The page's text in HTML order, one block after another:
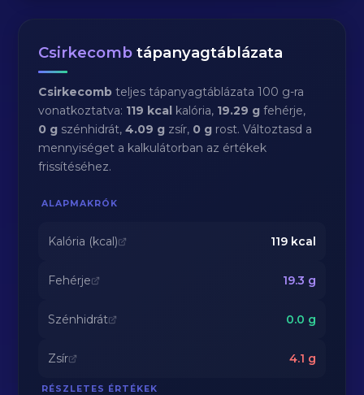
Csirkecomb tápanyagtáblázata
Csirkecomb teljes tápanyagtáblázata 100 g-ra
vonatkoztatva: 119 kcal kalória, 19.29 g fehérje,
0 g szénhidrát,4.09 g zsír, 0 g rost. Változtasd a
mennyiséget a kalkulátorban az értékek
frissítéséhez.
ALAPMAKRÓK
Kalória (kcal) 119kcal
Fehérje 19.3 g
Szénhidrát 0.0 g
Zsír 4.1 g
RÉSZLETES ÉRTÉKEK